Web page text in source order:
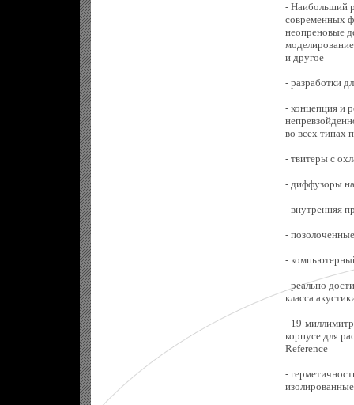
- Наибольший
современных
неопреновые
и другое
- разработки
- концепция и
во всех типах
- твитеры с
- диффузоры
- внутренняя
-
-
- реально
класса
- 19-
корпусе для
Reference
-